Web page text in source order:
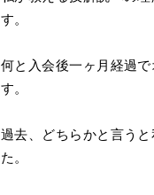
す。
何と入会後一ヶ月経過
す。
過去、どちらかと言う
た。